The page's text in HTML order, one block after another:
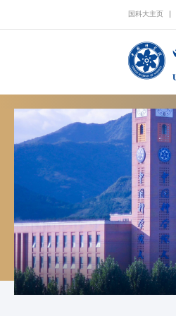
国科大主页